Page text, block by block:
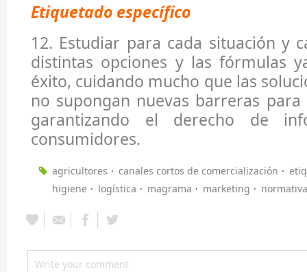
Etiquetado específico
12. Estudiar para cada situación y
distintas opciones y las fórmulas
éxito, cuidando mucho que las
no supongan nuevas barreras
garantizando el derecho de
consumidores.
agricultores canales cortos de comercialización
higiene
logística magrama marketing normativa